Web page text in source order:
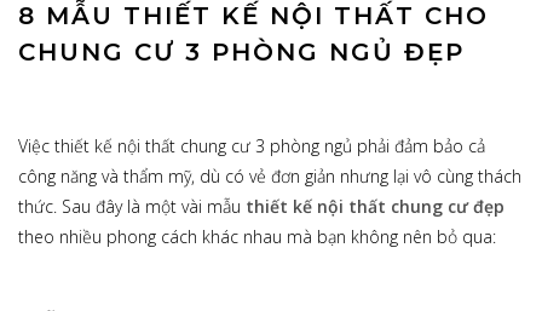
8 MẪU THIẾT KẾ NỘI THẤT CHO
CHUNG CƯ 3 PHÒNG NGỦ ĐẸP
Việc thiết kế nội thất chung cư 3 phòng ngủ phải đảm bảo cả
công năng và thẩm mỹ, dù có vẻ đơn giản nhưng lại vô cùng thách
thức. Sau đây là một vài mẫu thiết kế nội thất chung cư đẹp
theo nhiều phong cách khác nhau mà bạn không nên bỏ qua: